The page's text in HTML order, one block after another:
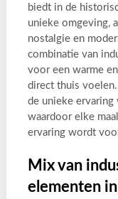
biedt in de
unieke omgeving,
nostalgie en
combinatie van
voor een warme
direct thuis
de unieke ervaring
waardoor elke
ervaring wordt
Mix van
elementen